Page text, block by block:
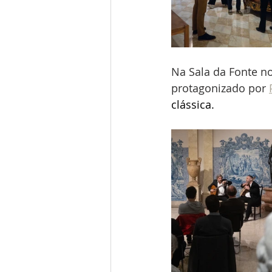
Na Sala da Fonte
protagonizado por
clássica.